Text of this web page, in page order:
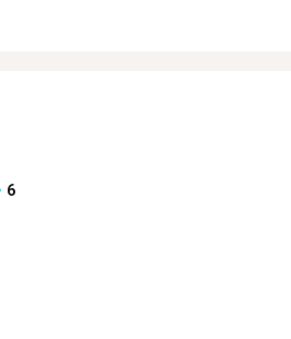
6